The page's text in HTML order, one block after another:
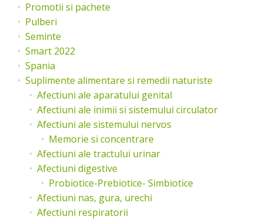
Promotii si pachete
Pulberi
Seminte
Smart 2022
Spania
Suplimente alimentare si remedii naturiste
Afectiuni ale aparatului genital
Afectiuni ale inimii si sistemului circulator
Afectiuni ale sistemului nervos
Memorie si concentrare
Afectiuni ale tractului urinar
Afectiuni digestive
Probiotice-Prebiotice- Simbiotice
Afectiuni nas, gura, urechi
Afectiuni respiratorii